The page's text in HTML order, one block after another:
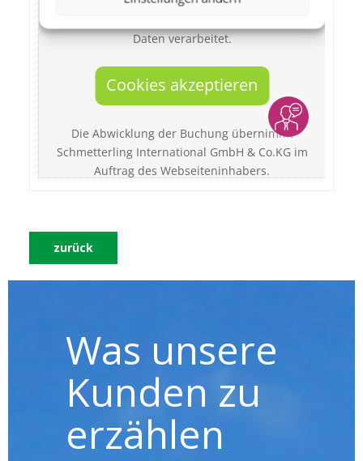
zurück
Was unsere
Kunden zu
erzählen